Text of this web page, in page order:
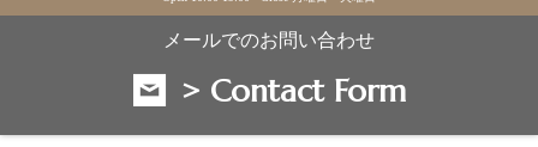
メールでのお問い合わせ
> Contact Form